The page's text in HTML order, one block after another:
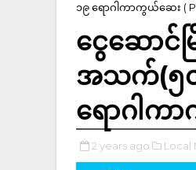
၁၉ ရောဂါကာကွယ်ဆေး (
ငွေဆောင်မ
အသက်(၅၀
ရောဂါက
2 years ago Local